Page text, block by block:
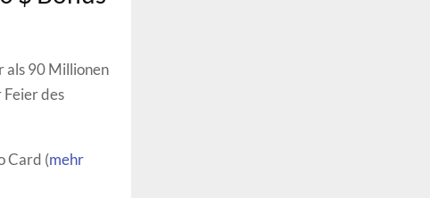
als 90 Millionen
des
Card (mehr